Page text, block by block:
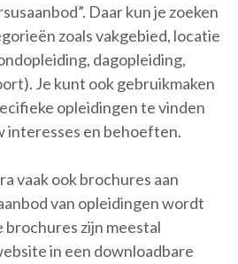
Daar kun je zoeken
zoals vakgebied, locatie
dagopleiding,
Je kunt ook gebruikmaken
opleidingen te vinden
interesses en behoeften.
vaak ook brochures aan
van opleidingen wordt
zijn meestal
in een downloadbare